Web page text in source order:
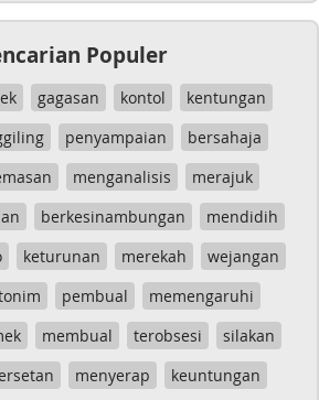
Populer
gagasan kontol
kentungan
penyampaian
bersahaja
menganalisis
merajuk
berkesinambungan
mendidih
keturunan merekah
wejangan
pembual
memengaruhi
membual terobsesi
silakan
menyerap
keuntungan